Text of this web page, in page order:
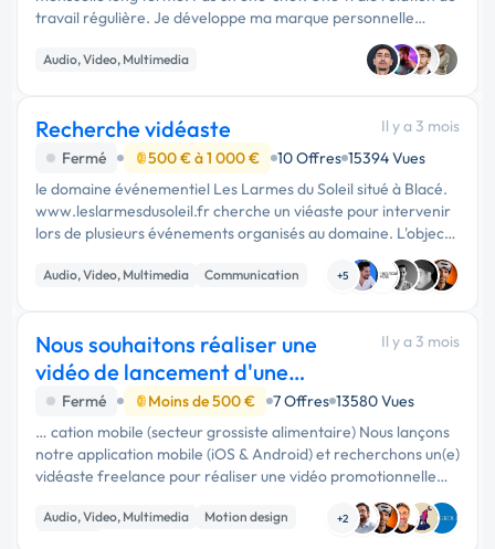
travail régulière. Je développe ma marque personnelle
autour de l'investissement et j'ai besoin de quelqu'un …
Audio, Video, Multimedia
Recherche vidéaste
Il y a 3 mois
Fermé
500 € à 1 000 € 10 Offres 15394 Vues
le domaine événementiel Les Larmes du Soleil situé à Blacé.
www.leslarmesdusoleil.fr cherche un viéaste pour intervenir
lors de plusieurs événements organisés au domaine. L'objectif
est de réaliser des vidéos destinées par la suite à notre
commun...
Audio, Video, Multimedia Communication +5
Nous souhaitons réaliser une
vidéo de lancement d'une
application
Il y a 3 mois
Fermé Moins de 500 € 7 Offres 13580 Vues
… cation mobile (secteur grossiste alimentaire) Nous lançons
notre application mobile (iOS & Android) et recherchons un(e)
vidéaste freelance pour réaliser une vidéo promotionnelle
courte (60 à 120 secondes), à la fois immersive et …
Audio, Video, Multimedia
Motion design
+2